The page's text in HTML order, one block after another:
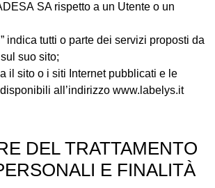
SA rispetto a un Utente o un
indica tutti o parte dei servizi proposti da
suo sito;
il sito o i siti Internet pubblicati e le
all’indirizzo www.labelys.it
DEL TRATTAMENTO
E FINALITÀ